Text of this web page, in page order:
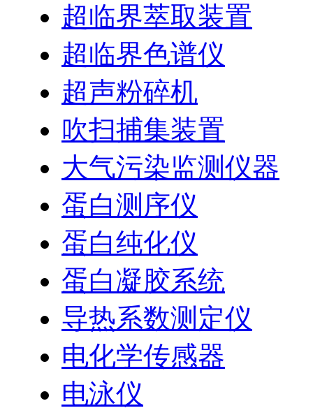
超临界萃取装置
超临界色谱仪
超声粉碎机
吹扫捕集装置
大气污染监测仪器
蛋白测序仪
蛋白纯化仪
蛋白凝胶系统
导热系数测定仪
电化学传感器
电泳仪